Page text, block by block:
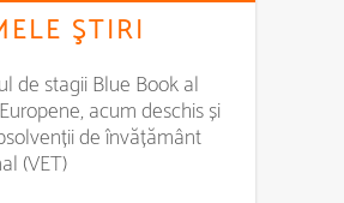
ŞTIRI
de stagii Blue Book al
acum deschis și
de învățământ
(VET)